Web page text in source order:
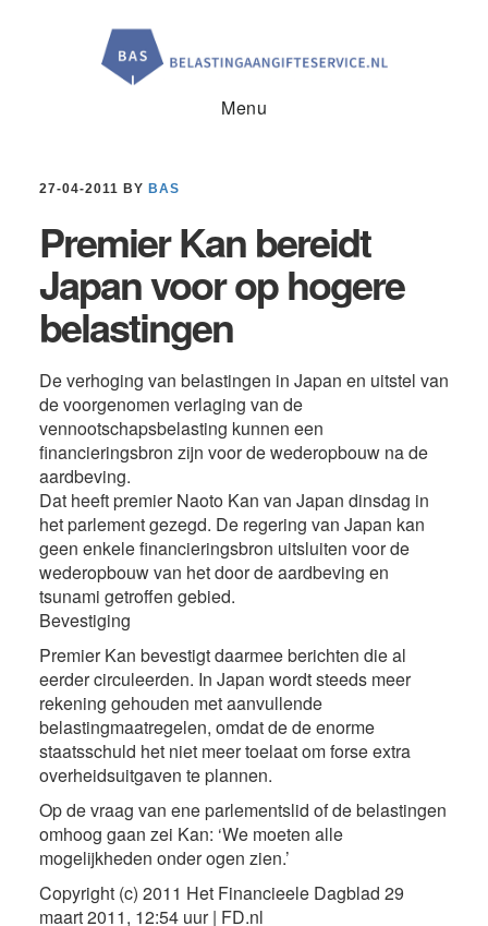
Menu
27-04-2011 BY BAS
Premier Kan bereidt
Japan voor op hogere
belastingen
De verhoging van belastingen in Japan en uitstel van
de voorgenomen verlaging van de
vennootschapsbelasting kunnen een
financieringsbron zijn voor de wederopbouw na de
aardbeving.
Dat heeft premier Naoto Kan van Japan dinsdag in
het parlement gezegd. De regering van Japan kan
geen enkele financieringsbron uitsluiten voor de
wederopbouw van het door de aardbeving en
tsunami getroffen gebied.
Bevestiging
Premier Kan bevestigt daarmee berichten die al
eerder circuleerden. In Japan wordt steeds meer
rekening gehouden met aanvullende
belastingmaatregelen, omdat de de enorme
staatsschuld het niet meer toelaat om forse extra
overheidsuitgaven te plannen.
Op de vraag van ene parlementslid of de belastingen
omhoog gaan zei Kan: ‘We moeten alle
mogelijkheden onder ogen zien.’
Copyright (c) 2011 Het Financieele Dagblad 29
maart 2011, 12:54 uur | FD.nl